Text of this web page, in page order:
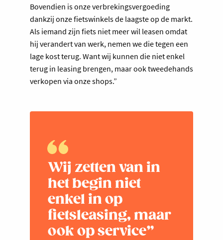
Bovendien is onze verbrekingsvergoeding
dankzij onze fietswinkels de laagste op de markt.
Als iemand zijn fiets niet meer wil leasen omdat
hij verandert van werk, nemen we die tegen een
lage kost terug. Want wij kunnen die niet enkel
terug in leasing brengen, maar ook tweedehands
verkopen via onze shops.”
Wij zetten van in
het begin niet
enkel in op
fietsleasing, maar
ook op service”